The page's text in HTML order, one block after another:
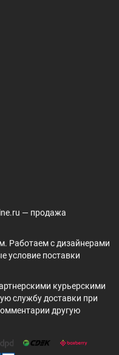
— продажа
Работаем с дизайнерами
условие поставки
курьерскими
службу доставки при
другую